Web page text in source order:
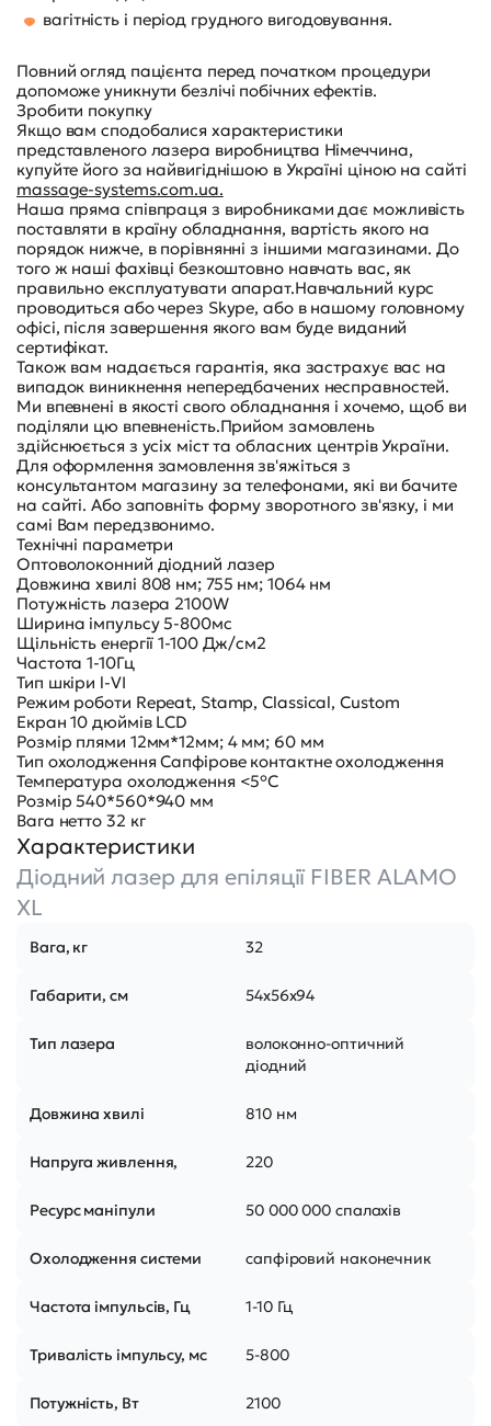
вагітність і період грудного вигодовування.
Повний огляд пацієнта перед початком процедури
допоможе уникнути безлічі побічних ефектів.
Зробити покупку
Якщо вам сподобалися характеристики
представленого лазера виробництва Німеччина,
купуйте його за найвигіднішою в Україні ціною на сайті
massage-systems.com.ua.
Наша пряма співпраця з виробниками дає можливість
поставляти в країну обладнання, вартість якого на
порядок нижче, в порівнянні з іншими магазинами. До
того ж наші фахівці безкоштовно навчать вас, як
правильно експлуатувати апарат.Навчальний курс
проводиться або через Skype, або в нашому головному
офісі, після завершення якого вам буде виданий
сертифікат.
Також вам надається гарантія, яка застрахує вас на
випадок виникнення непередбачених несправностей.
Ми впевнені в якості свого обладнання і хочемо, щоб ви
поділяли цю впевненість.Прийом замовлень
здійснюється з усіх міст та обласних центрів України.
Для оформлення замовлення зв'яжіться з
консультантом магазину за телефонами, які ви бачите
на сайті. Або заповніть форму зворотного зв'язку, і ми
самі Вам передзвонимо.
Технічні параметри
Оптоволоконний діодний лазер
Довжина хвилі 808 нм; 755 нм; 1064 нм
Потужність лазера 2100W
Ширина імпульсу 5-800мс
Щільність енергії 1-100 Дж/см2
Частота 1-10Гц
Тип шкіри l-VI
Режим роботи Repeat, Stamp, Classical, Custom
Екран 10 дюймів LCD
Розмір плями 12мм*12мм; 4 мм; 60 мм
Тип охолодження Сапфірове контактне охолодження
Температура охолодження <5°C
Розмір 540*560*940 мм
Вага нетто 32 кг
Характеристики
Діодний лазер для епіляції FIBER ALAMO
XL
Вага, кг 32
Габарити, см 54х56х94
Тип лазера
волоконно-оптичний
діодний
Довжина хвилі 810 нм
Напруга живлення, 220
Ресурс маніпули 50 000 000 спалахів
Охолодження системи сапфіровий наконечник
Частота імпульсів, Гц 1-10 Гц
Тривалість імпульсу, мс 5-800
Потужність, Вт 2100